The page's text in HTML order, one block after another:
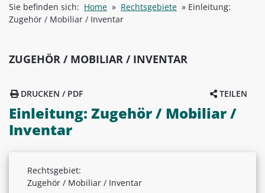
Sie befinden sich: Home » Rechtsgebiete » Einleitung:
Zugehör / Mobiliar / Inventar
ZUGEHÖR / MOBILIAR / INVENTAR
TEILEN
DRUCKEN / PDF
Einleitung: Zugehör / Mobiliar /
Inventar
Rechtsgebiet:
Zugehör / Mobiliar / Inventar